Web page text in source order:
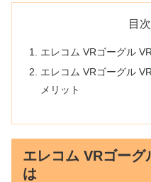
目次
エレコム VRゴーグル
エレコム VRゴーグル
メリット
エレコム VRゴーグ
は